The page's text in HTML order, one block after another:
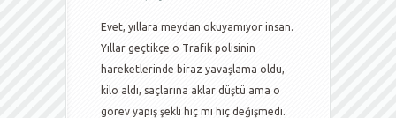
Evet, yıllara meydan okuyamıyor insan.
Yıllar geçtikçe o Trafik polisinin
hareketlerinde biraz yavaşlama oldu,
kilo aldı, saçlarına aklar düştü ama o
görev yapış şekli hiç mi hiç değişmedi.